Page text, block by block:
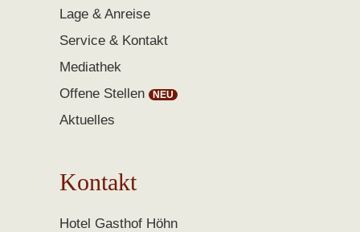
Lage & Anreise
Service & Kontakt
Mediathek
Offene Stellen
Aktuelles
Kontakt
Hotel Gasthof Höhn